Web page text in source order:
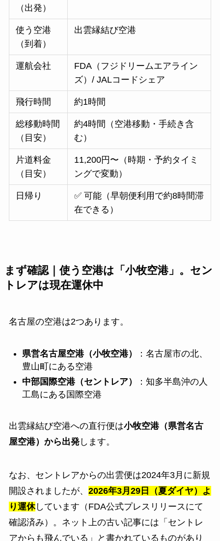
（出発）
使う空港
（到着）
出雲縁結び空港
運航会社
FDA（フジドリームエアライン
ズ）/ JALコードシェア
飛行時間 約1時間
総移動時間
（目安）
約4時間（空港移動・手続き含
む）
片道料金
（目安）
11,200円〜（時期・予約タイミ
ングで変動）
日帰り
✅ 可能（早朝便利用で約8時間滞
在できる）
まず確認｜使う空港は「小牧空港」。セン
トレアは現在運休中
名古屋の空港は2つあります。
県営名古屋空港（小牧空港）
：名古屋市の北、
豊山町にある空港
中部国際空港（セントレア）
：知多半島沖の人
工島にある国際空港
出雲縁結び空港への直行便は小牧空港（県営名古
屋空港）から出発します。
なお、セントレアからの出雲便は2024年3月に新規
開設されましたが、 2026年3月29日（夏ダイヤ）よ
り運休しています（FDA公式プレスリリースにて
確認済み）。ネット上の古い記事には「セントレ
アからも飛んでいる」と書かれているものがあり